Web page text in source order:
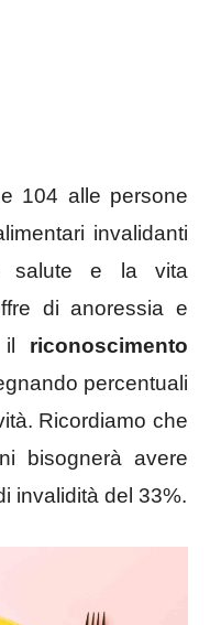
104 alle persone
invalidanti
salute e la vita
di anoressia e
il riconoscimento
percentuali
Ricordiamo che
bisognerà avere
invalidità del 33%.